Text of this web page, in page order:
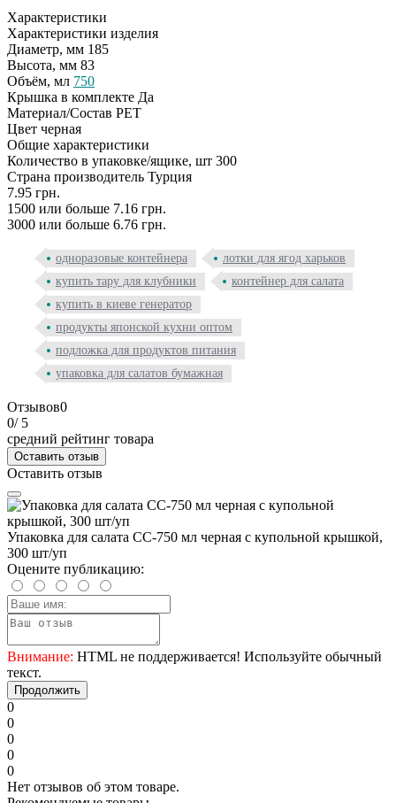
Характеристики
Характеристики изделия
Диаметр, мм 185
Высота, мм 83
Объём, мл 750
Крышка в комплекте Да
Материал/Состав PET
Цвет черная
Общие характеристики
Количество в упаковке/ящике, шт 300
Страна производитель Турция
7.95 грн.
1500 или больше 7.16 грн.
3000 или больше 6.76 грн.
одноразовые контейнера
лотки для ягод харьков
купить тару для клубники
контейнер для салата
купить в киеве генератор
продукты японской кухни оптом
подложка для продуктов питания
упаковка для салатов бумажная
Отзывов0
0/ 5
средний рейтинг товара
Оставить отзыв
Оставить отзыв
Упаковка для салата CC-750 мл черная с купольной крышкой,
300 шт/уп
Оцените публикацию:
Внимание: HTML не поддерживается! Используйте обычный
текст.
Продолжить
0
0
0
0
0
Нет отзывов об этом товаре.